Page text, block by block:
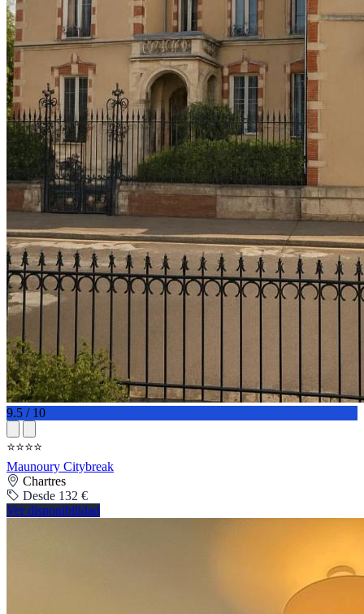
9.5 / 10
⭐⭐⭐⭐
Maunoury Citybreak
Chartres
Desde 132 €
Ver disponibilidad